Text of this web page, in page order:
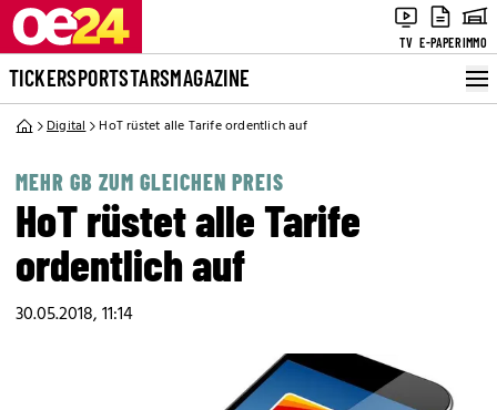
TV E-PAPERIMMO
TICKERSPORTSTARSMAGAZINE
Digital HoT rüstet alle Tarife ordentlich auf
MEHR GB ZUM GLEICHEN PREIS
HoT rüstet alle Tarife
ordentlich auf
30.05.2018, 11:14